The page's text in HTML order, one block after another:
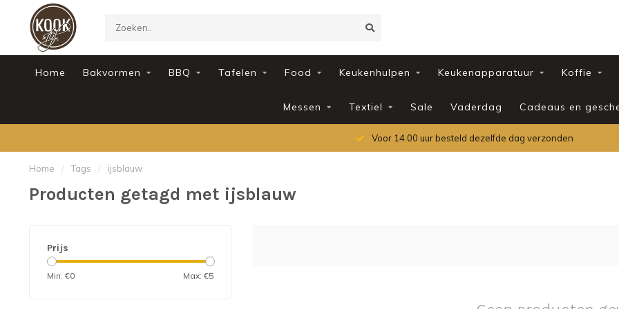
Home Bakvormen BBQ Tafelen Food Keukenhulpen Keukenapparatuur Koffie
Messen Textiel Sale Vaderdag Cadeaus en
Voor 14.00 uur besteld dezelfde dag verzonden
Home / Tags / ijsblauw
Producten getagd met ijsblauw
Prijs
Min: €0 Max: €5